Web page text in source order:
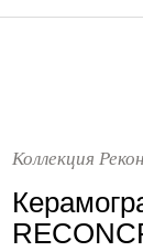
Коллекция